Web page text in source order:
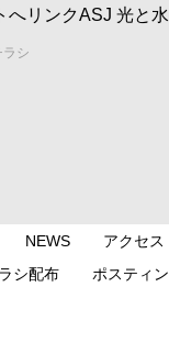
へリンクASJ 光と
会
ラシ
NEWS アクセス
シ配布 ポスティ